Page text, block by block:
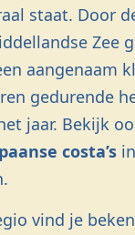
staat. Door
Zee
aangenaam
gedurende
jaar. Bekijk
costa’s
vind je